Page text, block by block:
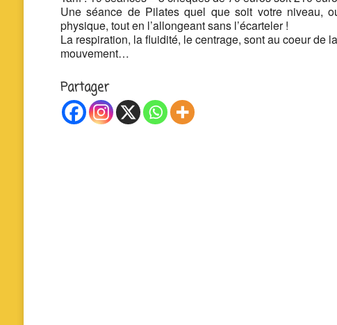
Une séance de Pilates quel que soit votre niveau,
physique, tout en l’allongeant sans l’écarteler !
La respiration, la fluidité, le centrage, sont au coeur de
mouvement…
Partager